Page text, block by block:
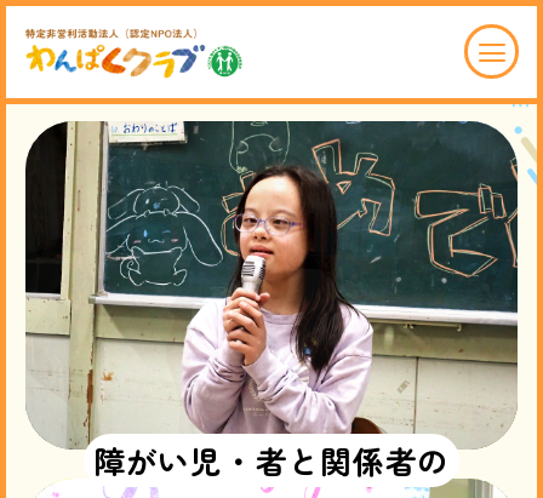
わんぱくクラブ育成会について
ABOUT
事業紹介
SERVICE
お問い合わせ
CONTACT
採用情報
寄付について
障がい児 ・ 者と 関係者の